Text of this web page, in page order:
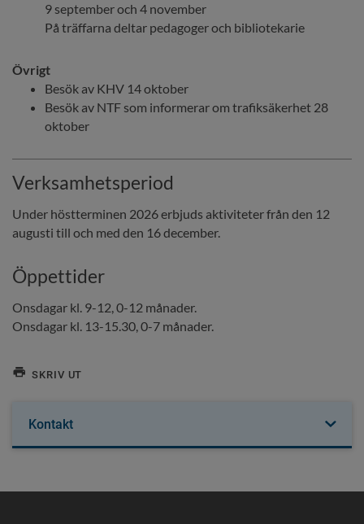
9 september och 4 november
På träffarna deltar pedagoger och bibliotekarie
Övrigt
Besök av KHV 14 oktober
Besök av NTF som informerar om trafiksäkerhet 28
oktober
Verksamhetsperiod
Under höstterminen 2026 erbjuds aktiviteter från den 12
augusti till och med den 16 december.
Öppettider
Onsdagar kl. 9-12, 0-12 månader.
Onsdagar kl. 13-15.30, 0-7 månader.
SKRIV UT
Kontakt